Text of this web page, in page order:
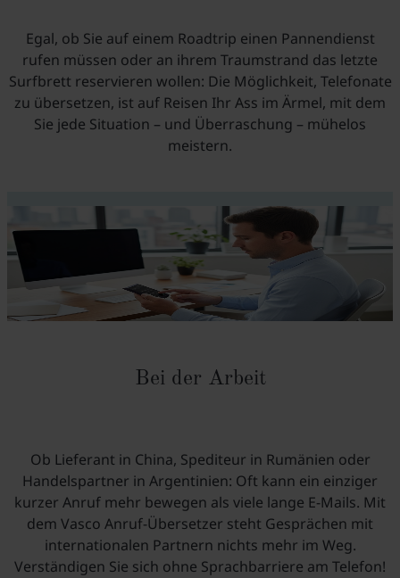
Egal, ob Sie auf einem Roadtrip einen Pannendienst
rufen müssen oder an ihrem Traumstrand das letzte
Surfbrett reservieren wollen: Die Möglichkeit, Telefonate
zu übersetzen, ist auf Reisen Ihr Ass im Ärmel, mit dem
Sie jede Situation – und Überraschung – mühelos
meistern.
Bei der Arbeit
Ob Lieferant in China, Spediteur in Rumänien oder
Handelspartner in Argentinien: Oft kann ein einziger
kurzer Anruf mehr bewegen als viele lange E-Mails. Mit
dem Vasco Anruf-Übersetzer steht Gesprächen mit
internationalen Partnern nichts mehr im Weg.
Verständigen Sie sich ohne Sprachbarriere am Telefon!